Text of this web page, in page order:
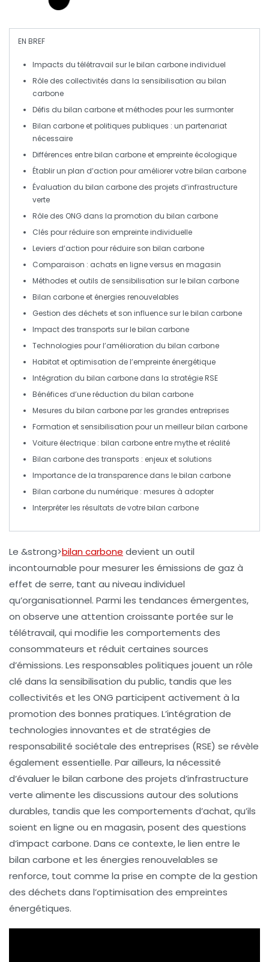
EN BREF
Impacts du télétravail sur lebilan carboneindividuel
Rôle des collectivités dans la sensibilisation au bilan
carbone
Défis du bilan carbone et méthodes pour les surmonter
Bilan carbone et politiques publiques : un partenariat
nécessaire
Différences entrebilan carbone et empreinte écologique
Établir un plan d’action pour améliorer votrebilan carbone
Évaluation du bilan carbone des projets d’infrastructure
verte
Rôle des ONG dans la promotion du bilan carbone
Clés pour réduire son empreinte individuelle
Leviers d’action pour réduire son bilan carbone
Comparaison : achats en ligneversus en magasin
Méthodes et outils de sensibilisation sur lebilan carbone
Bilan carbone et énergies renouvelables
Gestion des déchets et son influence sur lebilan carbone
Impact des transports sur lebilan carbone
Technologies pour l’amélioration du bilan carbone
Habitat et optimisation de l’empreinte énergétique
Intégration du bilan carbone dans la stratégieRSE
Bénéfices d’une réduction du bilan carbone
Mesures du bilan carbonepar les grandes entreprises
Formation et sensibilisation pour un meilleurbilan carbone
Voiture électrique : bilan carbone entre mythe et réalité
Bilan carbone des transports : enjeux et solutions
Importance de la transparence dans lebilan carbone
Bilan carbone du numérique : mesures à adopter
Interpréter les résultats de votrebilan carbone
Le &strong>bilan carbone devient un outil
incontournable pour mesurer les émissions de gaz à
effet de serre, tant au niveau individuel
qu’organisationnel. Parmi les tendances émergentes,
on observe une attention croissante portée sur le
télétravail, qui modifie les comportements des
consommateurs et réduit certaines sources
d’émissions. Les responsables politiques jouent un rôle
clé dans la sensibilisation du public, tandis que les
collectivités et les ONG participent activement à la
promotion des bonnes pratiques. L’intégration de
technologies innovantes et de stratégies de
responsabilité sociétale des entreprises (RSE) se révèle
également essentielle. Par ailleurs, la nécessité
d’évaluer le bilan carbone des projets d’infrastructure
verte alimente les discussions autour des solutions
durables, tandis que les comportements d’achat, qu’ils
soient en ligne ou en magasin, posent des questions
d’impact carbone. Dans ce contexte, le lien entre le
bilan carbone et les énergies renouvelables se
renforce, tout comme la prise en compte de la gestion
des déchets dans l’optimisation des empreintes
énergétiques.